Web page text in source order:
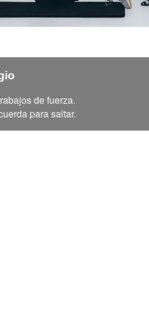
de fuerza.
para saltar.